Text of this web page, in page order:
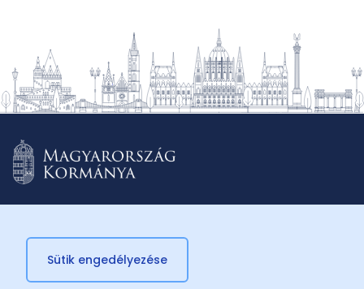
© 2026 Külügyminisztérium
Sütik engedélyezése